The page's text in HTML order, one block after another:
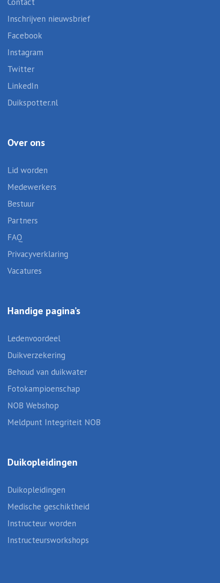
Inschrijven nieuwsbrief
Facebook
Instagram
Twitter
LinkedIn
Duikspotter.nl
Over ons
Lid worden
Medewerkers
Bestuur
Partners
FAQ
Privacyverklaring
Vacatures
Handige pagina’s
Ledenvoordeel
Duikverzekering
Behoud van duikwater
Fotokampioenschap
NOB Webshop
Meldpunt Integriteit NOB
Duikopleidingen
Duikopleidingen
Medische geschiktheid
Instructeur worden
Instructeursworkshops